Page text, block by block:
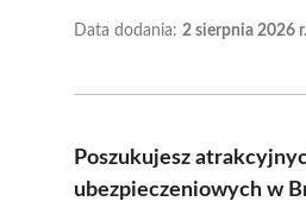
Data dodania: 2 sierpnia 2026 r.
Poszukujesz
ubezpieczeniowych w